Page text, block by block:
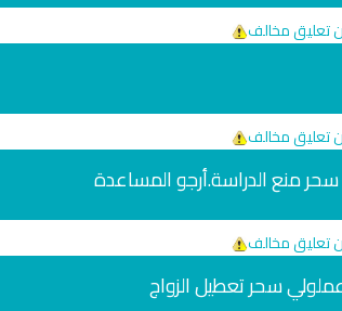
تعليق مخالف
تعليق مخالف
منع الدراسة.أرجو المساعدة
تعليق مخالف
سحر تعطيل الزواج
راديو مباشر للقرآن الكريم الشيخ
محمد جبريل